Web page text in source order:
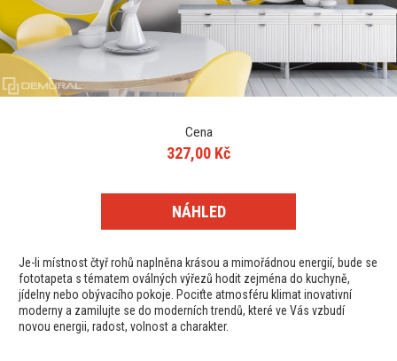
Cena
327,00 Kč
NÁHLED
Je-li místnost čtyř rohů naplněna krásou a mimořádnou energií, bude se
fototapeta s tématem oválných výřezů hodit zejména do kuchyně,
jídelny nebo obývacího pokoje. Pociťte atmosféru klimat inovativní
moderny a zamilujte se do moderních trendů, které ve Vás vzbudí
novou energii, radost, volnost a charakter.